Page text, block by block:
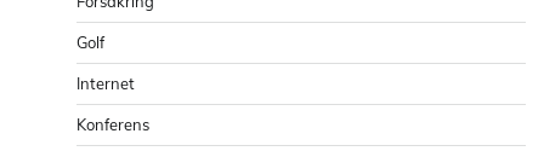
Golf
Internet
Konferens